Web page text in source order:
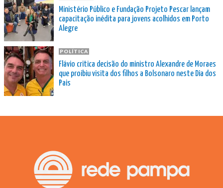
Ministério Público e Fundação Projeto Pescar lançam
capacitação inédita para jovens acolhidos em Porto
Alegre
POLÍTICA
Flávio critica decisão do ministro Alexandre de Moraes
que proibiu visita dos filhos a Bolsonaro neste Dia dos
Pais